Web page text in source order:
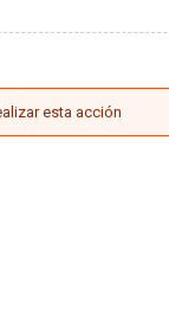
esta acción